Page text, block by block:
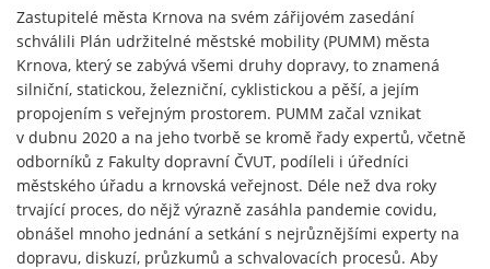
Zastupitelé města Krnova na svém zářijovém zasedání
schválili Plán udržitelné městské mobility (PUMM) města
Krnova, který se zabývá všemi druhy dopravy, to znamená
silniční, statickou, železniční, cyklistickou a pěší, a jejím
propojením s veřejným prostorem. PUMM začal vznikat
v dubnu 2020 a na jeho tvorbě se kromě řady expertů, včetně
odborníků z Fakulty dopravní ČVUT, podíleli i úředníci
městského úřadu a krnovská veřejnost. Déle než dva roky
trvající proces, do nějž výrazně zasáhla pandemie covidu,
obnášel mnoho jednání a setkání s nejrůznějšími experty na
dopravu, diskuzí, průzkumů a schvalovacích procesů. Aby